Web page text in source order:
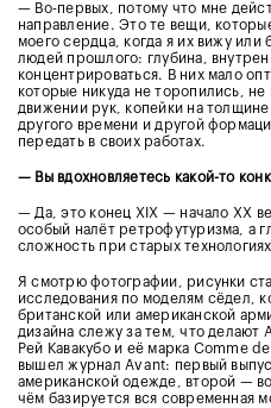
— Во-первых, потому что мне
направление. Это те вещи,
моего сердца, когда я их вижу
людей прошлого: глубина,
концентрироваться. В них мало
которые никуда не торопились,
движении рук, копейки на
другого времени и другой
передать в своих работах.
— Вы вдохновляетесь какой-то
— Да, это конец XIX — начало XX
особый налёт ретрофутуризма, а
сложность при старых
Я смотрю фотографии, рисунки
исследования по моделям сёдел,
британской или американской
дизайна слежу за тем, что
Рей Кавакубо и её марка Comme
вышел журнал Avant: первый
американской одежде, второй —
чём базируется вся современная